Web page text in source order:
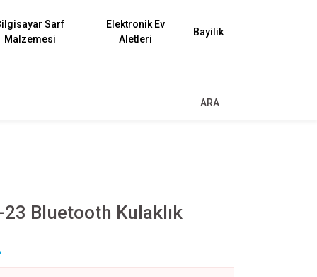
Sarf
Malzemesi
Elektronik Ev
Aletleri
Bayilik
ARA
23 Bluetooth Kulaklık